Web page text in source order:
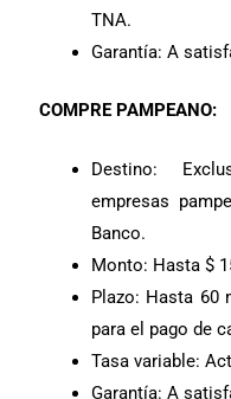
TNA.
Garantía: A
COMPRE PAMPEANO:
Destino:
empresas
Banco.
Monto: Hasta $
Plazo: Hasta 60
para el pago de
Tasa variable:
Garantía: A